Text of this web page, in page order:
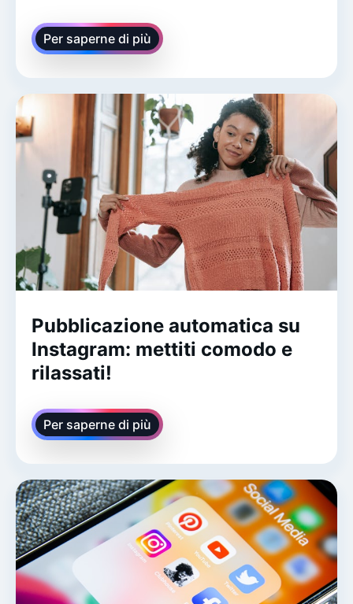
Per saperne di più
Pubblicazione automatica su
Instagram: mettiti comodo e
rilassati!
Per saperne di più